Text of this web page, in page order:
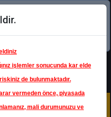
indirin!
işlemler sonucunda kar elde
de bulunmaktadır.
vermeden önce, piyasada
mali durumunuzu ve